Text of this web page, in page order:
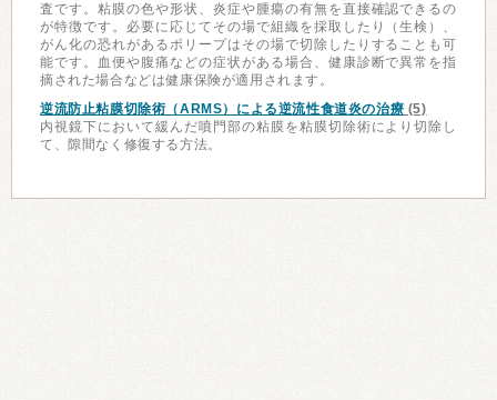
査です。粘膜の色や形状、炎症や腫瘍の有無を直接確認できるの
が特徴です。必要に応じてその場で組織を採取したり（生検）、
がん化の恐れがあるポリープはその場で切除したりすることも可
能です。血便や腹痛などの症状がある場合、健康診断で異常を指
摘された場合などは健康保険が適用されます。
逆流防止粘膜切除術（ARMS）による逆流性食道炎の治療 (5)
内視鏡下において緩んだ噴門部の粘膜を粘膜切除術により切除し
て、隙間なく修復する方法。